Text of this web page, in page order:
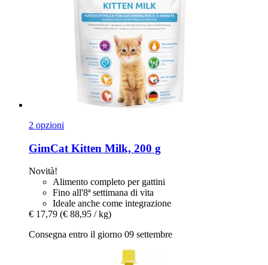
2 opzioni
GimCat Kitten Milk, 200 g
Novità!
Alimento completo per gattini
Fino all'8ª settimana di vita
Ideale anche come integrazione
€ 17,79 (€ 88,95 / kg)
Consegna entro il giorno 09 settembre